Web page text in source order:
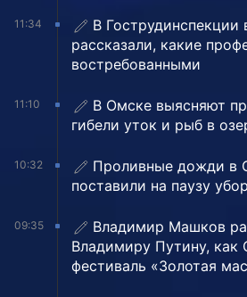
11:34
В
рассказали, какие
востребованными
11:10
В Омске выясняют
гибели уток и рыб в
10:32
Проливные дожди в
поставили на паузу
09:35
Владимир Машков
Владимиру Путину, как
фестиваль «Золотая